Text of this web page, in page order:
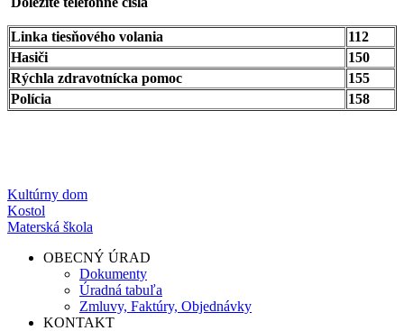
Linka tiesňového volania
112
Hasiči
150
Rýchla zdravotnícka pomoc
155
Polícia
158
Kultúrny dom
Kostol
Materská škola
OBECNÝ ÚRAD
Dokumenty
Úradná tabuľa
Zmluvy, Faktúry, Objednávky
KONTAKT